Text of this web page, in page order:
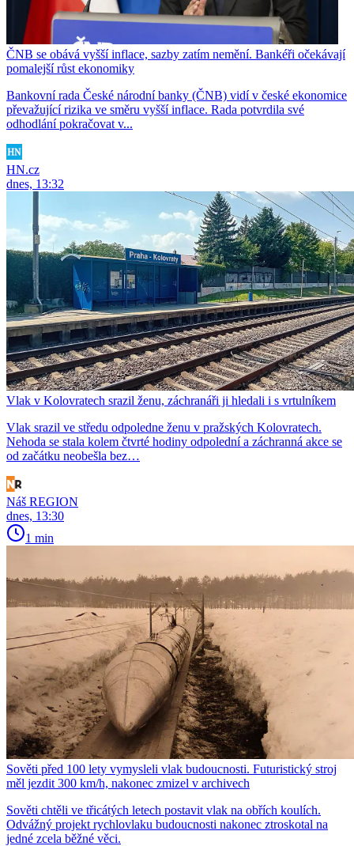
ČNB se obává vyšší inflace, sazby zatím nemění. Bankéři očekávají
pomalejší růst ekonomiky
Bankovní rada České národní banky (ČNB) vidí v české ekonomice
převažující rizika ve směru vyšší inflace. Rada potvrdila své
odhodlání pokračovat v...
HN.cz
dnes, 13:32
Vlak v Kolovratech srazil ženu, záchranáři ji hledali i s vrtulníkem
Vlak srazil ve středu odpoledne ženu v pražských Kolovratech.
Nehoda se stala kolem čtvrté hodiny odpolední a záchranná akce se
od začátku neobešla bez…
Náš REGION
dnes, 13:30
1 min
Sověti před 100 lety vymysleli vlak budoucnosti. Futuristický stroj
měl jezdit 300 km/h, nakonec zmizel v archivech
Sověti chtěli ve třicátých letech postavit vlak na obřích koulích.
Odvážný projekt rychlovlaku budoucnosti nakonec ztroskotal na
jedné zcela běžné věci.